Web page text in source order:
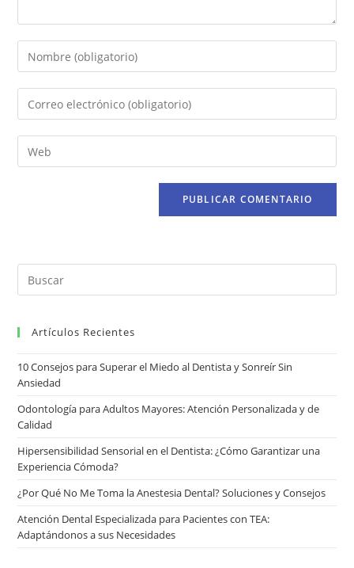
Artículos Recientes
10 Consejos para Superar el Miedo al Dentista y Sonreír Sin
Ansiedad
Odontología para Adultos Mayores: Atención Personalizada y de
Calidad
Hipersensibilidad Sensorial en el Dentista: ¿Cómo Garantizar una
Experiencia Cómoda?
¿Por Qué No Me Toma la Anestesia Dental? Soluciones y Consejos
Atención Dental Especializada para Pacientes con TEA:
Adaptándonos a sus Necesidades